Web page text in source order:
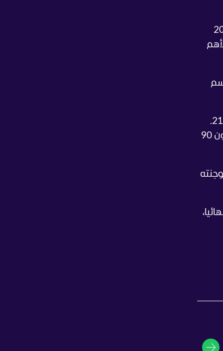
مباراة دولية له إلى شهر مارس 2006
موسم
وبعد سلسلة اللاهزيمة، خسر ميلان 7 من مبارياته الـ13 الأخيرة، ما سمح لإنتر بحسم لقب الدوري للمرة الـ21.
وخسر ميلان أمام كالياري بنتيجة 2-1 بالجولة الـ38، ليخسر التأهل لدوري الأبطال ويتراجع للمركز الـ5 بغضون 90
بوجنته